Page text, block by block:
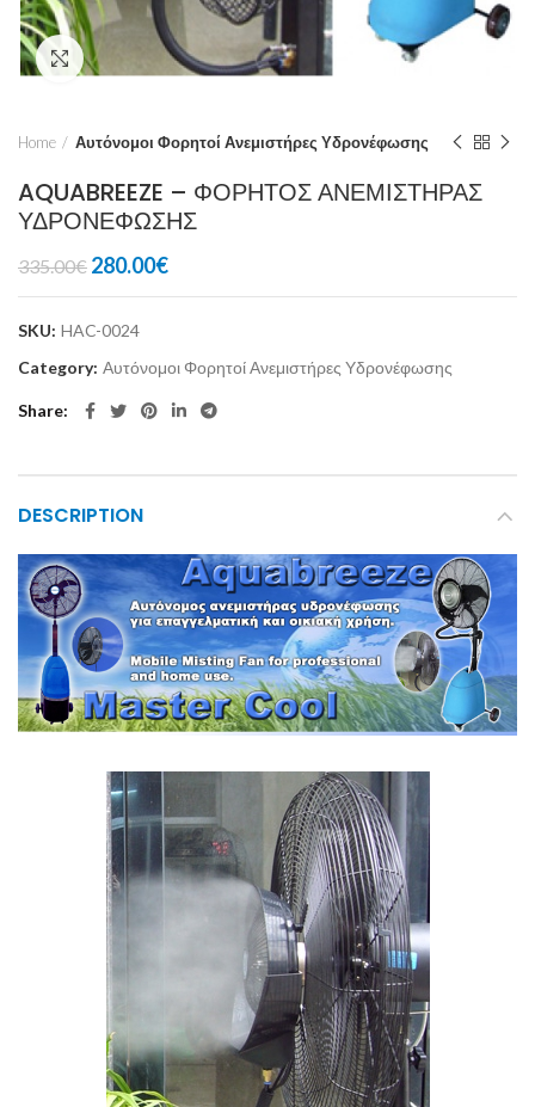
Click to enlarge
Home Αυτόνομοι Φορητοί Ανεμιστήρες Υδρονέφωσης
AQUABREEZE – ΦΟΡΗΤΟΣ ΑΝΕΜΙΣΤΗΡΑΣ
ΥΔΡΟΝΕΦΩΣΗΣ
335.00€ 280.00€
SKU: HAC-0024
Category: Αυτόνομοι Φορητοί Ανεμιστήρες Υδρονέφωσης
Share
DESCRIPTION